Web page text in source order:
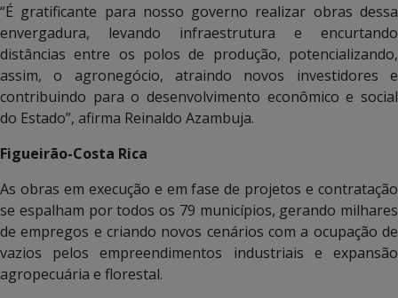
“É gratificante para nosso governo realizar obras dessa
envergadura, levando infraestrutura e encurtando
distâncias entre os polos de produção, potencializando,
assim, o agronegócio, atraindo novos investidores e
contribuindo para o desenvolvimento econômico e social
do Estado”, afirma Reinaldo Azambuja.
Figueirão-Costa Rica
As obras em execução e em fase de projetos e contratação
se espalham por todos os 79 municípios, gerando milhares
de empregos e criando novos cenários com a ocupação de
vazios pelos empreendimentos industriais e expansão
agropecuária e florestal.